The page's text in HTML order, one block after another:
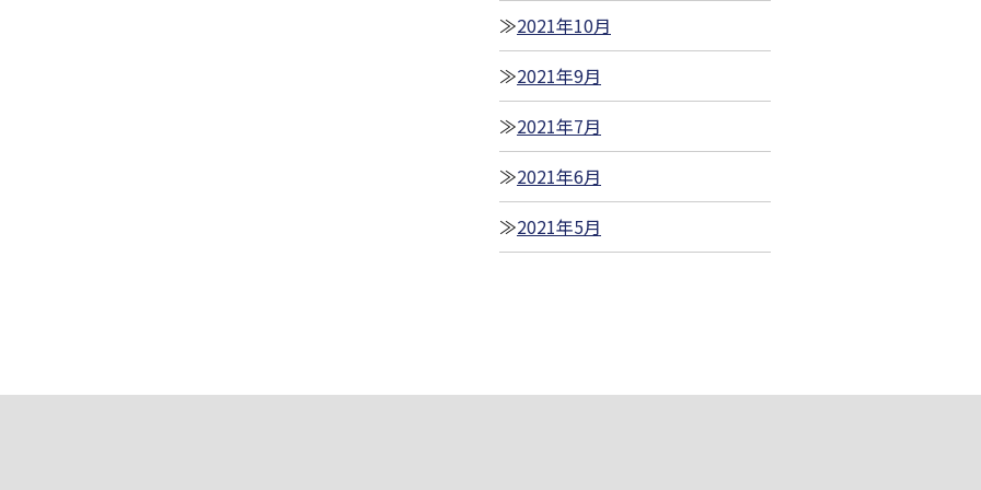
2021年10月
2021年9月
2021年7月
2021年6月
2021年5月